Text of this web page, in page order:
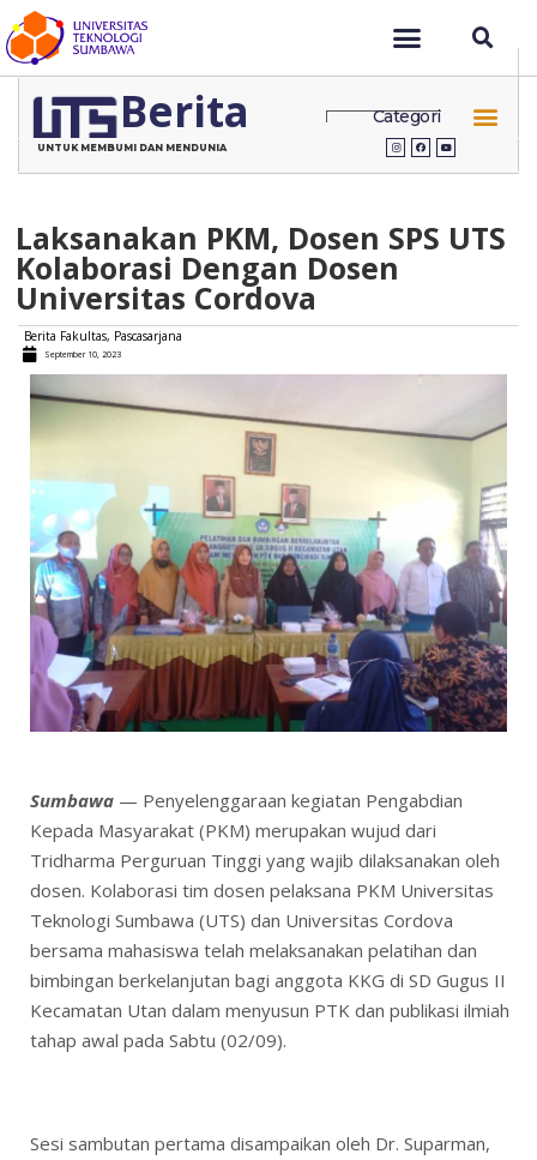
Berita Categori
UNTUK MEMBUMI DAN MENDUNIA
Laksanakan PKM, Dosen SPS UTS
Kolaborasi Dengan Dosen
Universitas Cordova
Berita Fakultas, Pascasarjana
September 10, 2023
Sumbawa — Penyelenggaraan kegiatan Pengabdian
Kepada Masyarakat (PKM) merupakan wujud dari
Tridharma Perguruan Tinggi yang wajib dilaksanakan oleh
dosen. Kolaborasi tim dosen pelaksana PKM Universitas
Teknologi Sumbawa (UTS) dan Universitas Cordova
bersama mahasiswa telah melaksanakan pelatihan dan
bimbingan berkelanjutan bagi anggota KKG di SD Gugus II
Kecamatan Utan dalam menyusun PTK dan publikasi ilmiah
tahap awal pada Sabtu (02/09).
Sesi sambutan pertama disampaikan oleh Dr. Suparman,